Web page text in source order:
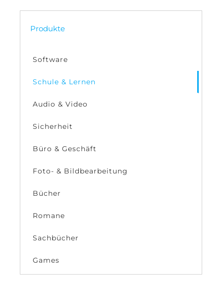
Produkte
Software
Schule & Lernen
Audio & Video
Sicherheit
Büro & Geschäft
Foto- & Bildbearbeitung
Bücher
Romane
Sachbücher
Games